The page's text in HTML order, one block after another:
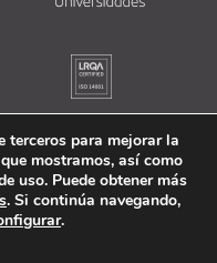
terceros para mejorar la
mostramos, así como
uso. Puede obtener más
. Si continúa navegando,
.